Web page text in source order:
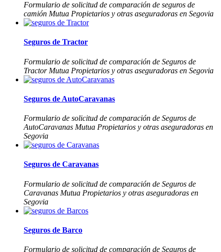
Formulario de solicitud de comparación de seguros de
camión Mutua Propietarios y otras aseguradoras en Segovia
Seguros de Tractor
Formulario de solicitud de comparación de Seguros de
Tractor Mutua Propietarios y otras aseguradoras en Segovia
Seguros de AutoCaravanas
Formulario de solicitud de comparación de Seguros de
AutoCaravanas Mutua Propietarios y otras aseguradoras en
Segovia
Seguros de Caravanas
Formulario de solicitud de comparación de Seguros de
Caravanas Mutua Propietarios y otras aseguradoras en
Segovia
Seguros de Barco
Formulario de solicitud de comparación de Seguros de